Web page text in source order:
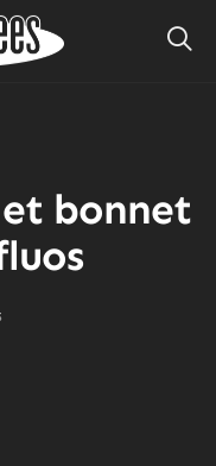
et bonnet